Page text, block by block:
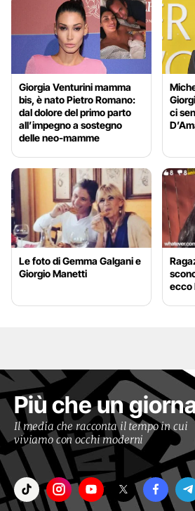
Giorgia Venturini mamma
bis, è nato Pietro Romano:
dal dolore del primo parto
all’impegno a sostegno
delle neo-mamme
ci
Le foto di Gemma Galgani e
Giorgio Manetti
ecco
Più che un
Il media che racconta il tempo in cui
viviamo con occhi moderni